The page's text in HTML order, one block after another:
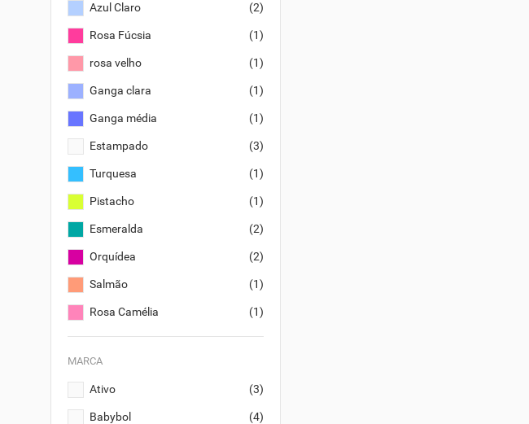
Azul Claro (2)
Rosa Fúcsia (1)
rosa velho (1)
Ganga clara (1)
Ganga média (1)
Estampado (3)
Turquesa (1)
Pistacho (1)
Esmeralda (2)
Orquídea (2)
Salmão (1)
Rosa Camélia (1)
MARCA
Ativo (3)
Babybol (4)